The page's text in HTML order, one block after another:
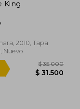
King
2010, Tapa
Nuevo